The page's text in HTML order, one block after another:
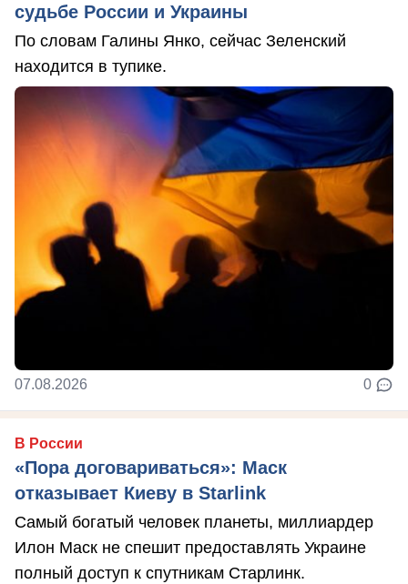
судьбе России и Украины
По словам Галины Янко, сейчас Зеленский
находится в тупике.
07.08.2026 0
В России
«Пора договариваться»: Маск
отказывает Киеву в Starlink
Самый богатый человек планеты, миллиардер
Илон Маск не спешит предоставлять Украине
полный доступ к спутникам Старлинк.